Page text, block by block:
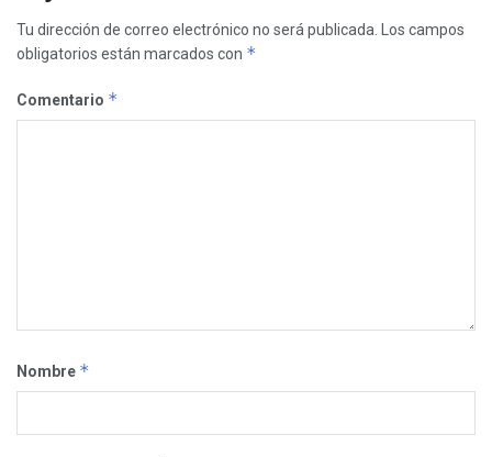
Tu dirección de correo electrónico no será publicada.
Los campos
obligatorios están marcados con *
Comentario *
Nombre *